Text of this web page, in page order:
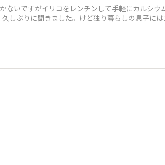
いですがイリコをレンチンして手軽にカルシウ
しぶりに聞きました。けど独り暮らしの息子には